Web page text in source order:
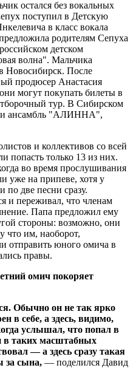
остался без вокальных
поступил в Детскую
в класс вокала
родителям Сепуха
детском
волна". Мальчика
Новосибирск. После
продюсер Анастасия
могут покупать билеты в
тур. В Сибирском
и ансамбль "АЛИННА",
и коллективов со всей
только 13 из них.
во время прослушивания
уже на припеве, хотя у
по две песни сразу.
и переживал, что членам
Папа предложил ему
стороны: возможно, они
что им, наоборот,
отправить юного омича в
правы.
Обычно он не так ярко
в себе, а здесь, видимо,
услышал, что попал в
в таких масштабных
— а здесь сразу такая
за сына, — поделился Давид